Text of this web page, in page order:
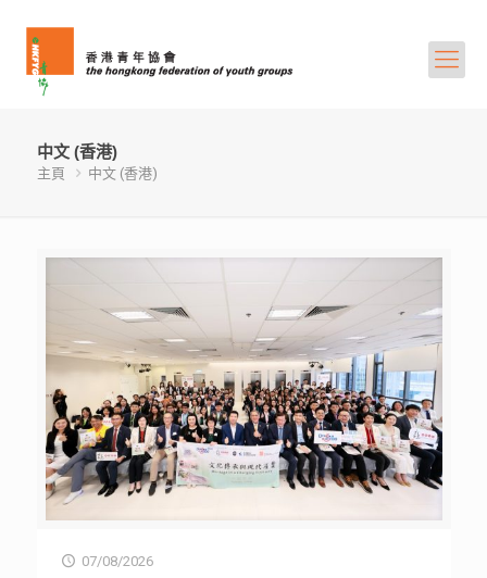
中文 (香港)
主頁 中文 (香港)
07/08/2026